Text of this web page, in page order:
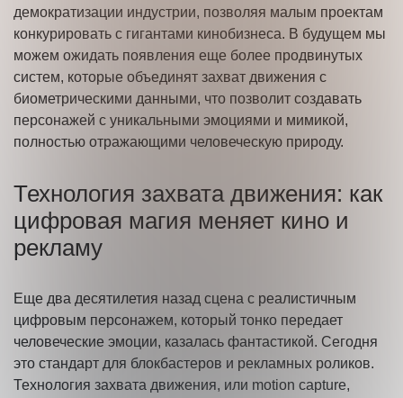
демократизации индустрии, позволяя малым проектам
конкурировать с гигантами кинобизнеса. В будущем мы
можем ожидать появления еще более продвинутых
систем, которые объединят захват движения с
биометрическими данными, что позволит создавать
персонажей с уникальными эмоциями и мимикой,
полностью отражающими человеческую природу.
Технология захвата движения: как
цифровая магия меняет кино и
рекламу
Еще два десятилетия назад сцена с реалистичным
цифровым персонажем, который тонко передает
человеческие эмоции, казалась фантастикой. Сегодня
это стандарт для блокбастеров и рекламных роликов.
Технология захвата движения, или motion capture,